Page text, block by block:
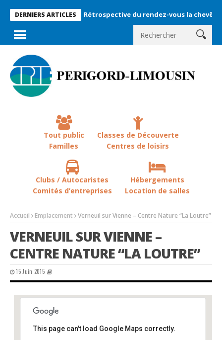
DERNIERS ARTICLESRétrospective du rendez-vous la chevêche 2026 !
Tout public
Familles
Classes de Découverte
Centres de loisirs
Clubs / Autocaristes
Comités d’entreprises
Hébergements
Location de salles
Accueil Emplacement Verneuil sur Vienne – Centre Nature “La Loutre”
VERNEUIL SUR VIENNE –
CENTRE NATURE “LA LOUTRE”
15 Juin 2015
This page can't load Google Maps correctly.